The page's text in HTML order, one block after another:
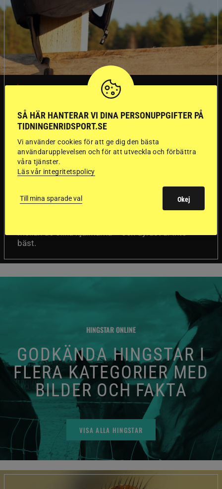
SVERIGE
Dyraste
ridhjälmarna blev
sämst i test
Försäkringsbolaget
Folksam har testat 15 ridhjälmar i olika
prisklasser för att se vilken som är den säkraste.
bäst.
HINGSTAR ONLINE
GODKÄNDA HINGSTAR I
FLERA KATEGORIER MED
BILDER OCH FAKTA
VISA ALLA HINGSTAR
SÅ HÄR HANTERAR VI DINA PERSONUPPGIFTER PÅ
TIDNINGENRIDSPORT.SE
Vi använder cookies för att ge dig den bästa
användarupplevelsen och för att utveckla och förbättra
våra tjänster.
Läs vår integritetspolicy
Till mina sparade val Okej